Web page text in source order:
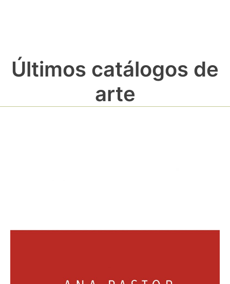
Últimos catálogos de
arte